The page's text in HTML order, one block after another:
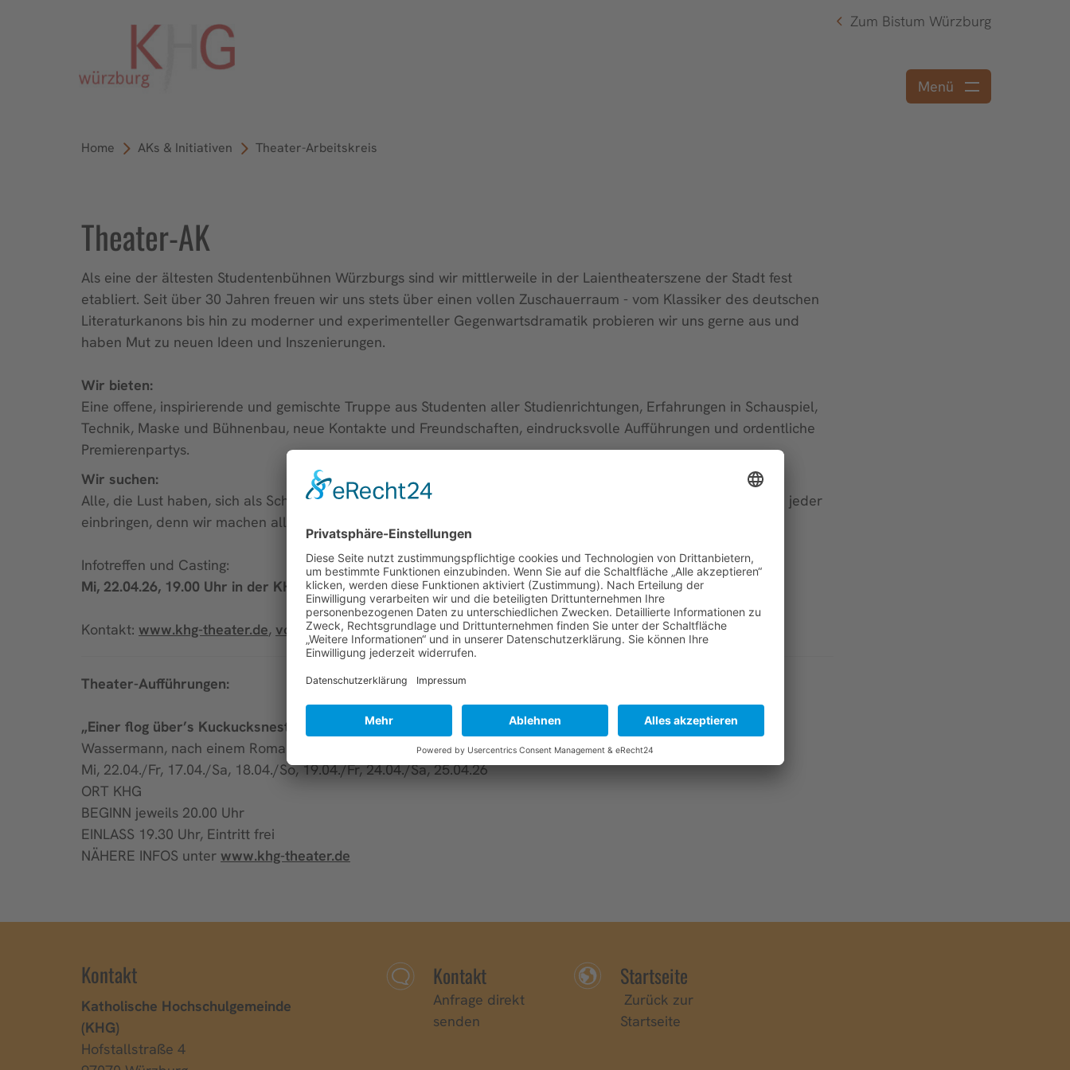
Zum Bistum Würzburg
Menü
Home AKs & Initiativen Theater-Arbeitskreis
Theater-AK
Als eine der ältesten Studentenbühnen Würzburgs sind wir mittlerweile in der Laientheaterszene der Stadt fest
etabliert. Seit über 30 Jahren freuen wir uns stets über einen vollen Zuschauerraum - vom Klassiker des deutschen
Literaturkanons bis hin zu moderner und experimenteller Gegenwartsdramatik probieren wir uns gerne aus und
haben Mut zu neuen Ideen und Inszenierungen.
Wir bieten:
Eine offene, inspirierende und gemischte Truppe aus Studenten aller Studienrichtungen, Erfahrungen in Schauspiel,
Technik, Maske und Bühnenbau, neue Kontakte und Freundschaften, eindrucksvolle Aufführungen und ordentliche
Premierenpartys.
Wir suchen:
Alle, die Lust haben, sich als Schauspieler, Techniker oder Regisseur bei uns auszuprobieren. Vorschläge kann jeder
einbringen, denn wir machen alles selbst - bei uns ziehen alle an einem Strang!
Infotreffen und Casting:
Mi, 22.04.26, 19.00 Uhr in der KHG, Hofstallstr. 4
Kontakt: www.khg-theater.de, vorstand@khg-theater.de , facebook.com/khgtheater, @khgtheaterwuerzburg
Theater-Aufführungen:
„Einer flog über’s Kuckucksnest“
von von Dale
Wassermann, nach einem Roman von Ken Kesey
Mi, 22.04./Fr, 17.04./Sa, 18.04./So, 19.04./Fr, 24.04./Sa, 25.04.26
ORT KHG
BEGINN jeweils 20.00 Uhr
EINLASS 19.30 Uhr, Eintritt frei
NÄHERE INFOS unter www.khg-theater.de
Kontakt
Katholische Hochschulgemeinde
(KHG)
Hofstallstraße 4
Kontakt
Anfrage direkt
senden
Startseite
Zurück zur
Startseite